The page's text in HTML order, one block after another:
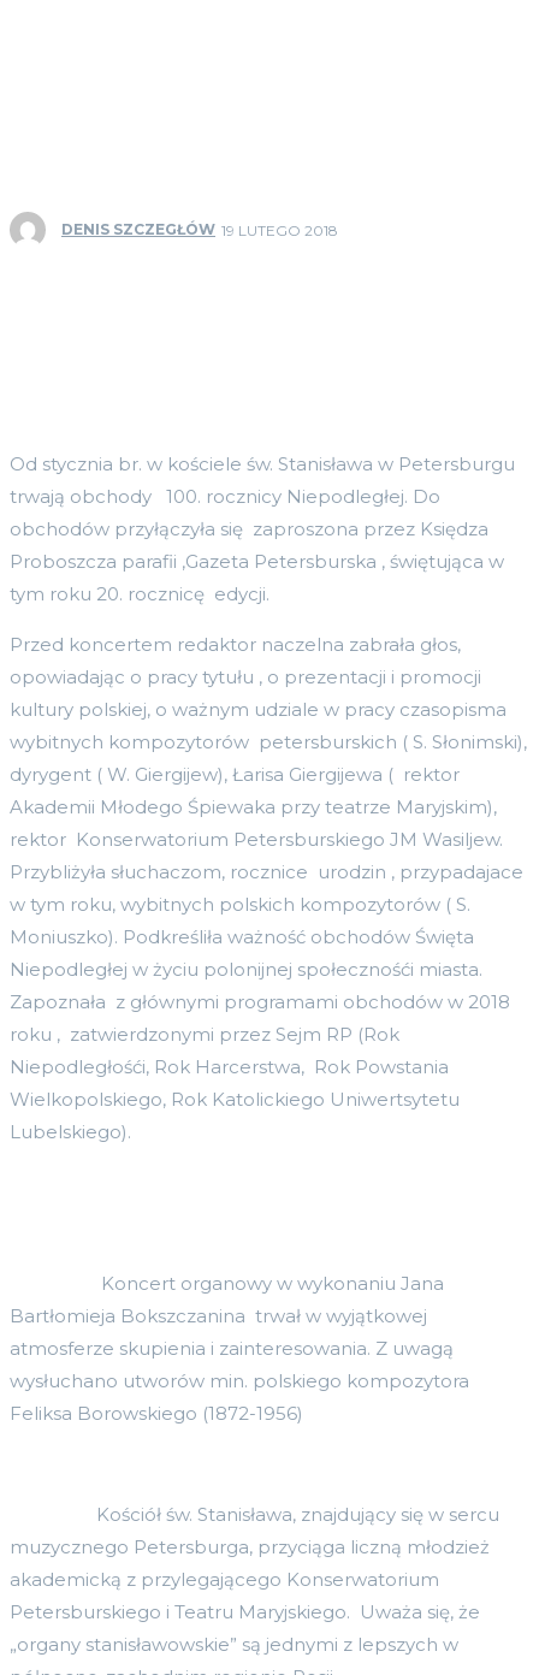
DENIS SZCZEGŁÓW 19 LUTEGO 2018
Od stycznia br. w kościele św. Stanisława w Petersburgu
trwają obchody 100. rocznicy Niepodległej. Do
obchodów przyłączyła się zaproszona przez Księdza
Proboszcza parafii ,Gazeta Petersburska , świętująca w
tym roku 20. rocznicę edycji.
Przed koncertem redaktor naczelna zabrała głos,
opowiadając o pracy tytułu , o prezentacji i promocji
kultury polskiej, o ważnym udziale w pracy czasopisma
wybitnych kompozytorów petersburskich ( S. Słonimski),
dyrygent ( W. Giergijew), Łarisa Giergijewa ( rektor
Akademii Młodego Śpiewaka przy teatrze Maryjskim),
rektor Konserwatorium Petersburskiego JM Wasiljew.
Przybliżyła słuchaczom, rocznice urodzin , przypadajace
w tym roku, wybitnych polskich kompozytorów ( S.
Moniuszko). Podkreśliła ważność obchodów Święta
Niepodległej w życiu polonijnej społecznośći miasta.
Zapoznała z głównymi programami obchodów w 2018
roku , zatwierdzonymi przez Sejm RP (Rok
Niepodległośći, Rok Harcerstwa, Rok Powstania
Wielkopolskiego, Rok Katolickiego Uniwertsytetu
Lubelskiego).
Koncert organowy w wykonaniu Jana
Bartłomieja Bokszczanina trwał w wyjątkowej
atmosferze skupienia i zainteresowania. Z uwagą
wysłuchano utworów min. polskiego kompozytora
Feliksa Borowskiego (1872-1956)
Kościół św. Stanisława, znajdujący się w sercu
muzycznego Petersburga, przyciąga liczną młodzież
akademicką z przylegającego Konserwatorium
Petersburskiego i Teatru Maryjskiego. Uważa się, że
„organy stanisławowskie” są jednymi z lepszych w